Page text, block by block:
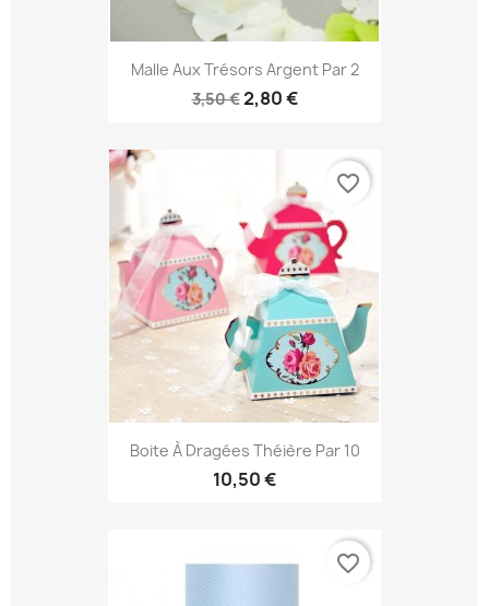
Malle Aux Trésors Argent Par 2
3,50 €2,80 €
Boite À Dragées Théière Par 10
10,50 €
favorite_border
favorite_border